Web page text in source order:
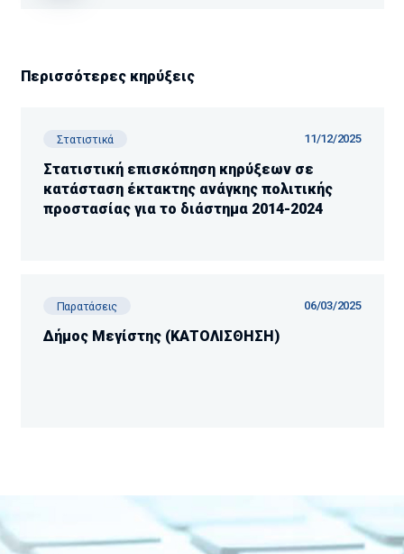
Περισσότερες κηρύξεις
Στατιστικά 11/12/2025
Στατιστική επισκόπηση κηρύξεων σε
κατάσταση έκτακτης ανάγκης πολιτικής
προστασίας για το διάστημα 2014-2024
Παρατάσεις 06/03/2025
Δήμος Μεγίστης (ΚΑΤΟΛΙΣΘΗΣΗ)